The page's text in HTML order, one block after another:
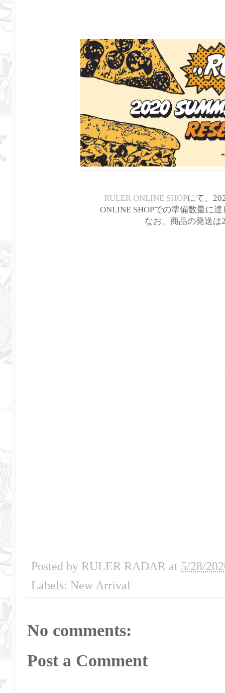
RULER ONLINE SHOPにて、
ONLINE SHOPでの準備数量に
なお、商品の発送は
Posted by RULER RADAR at 5/28/
Labels: New Arrival
No comments:
Post a Comment